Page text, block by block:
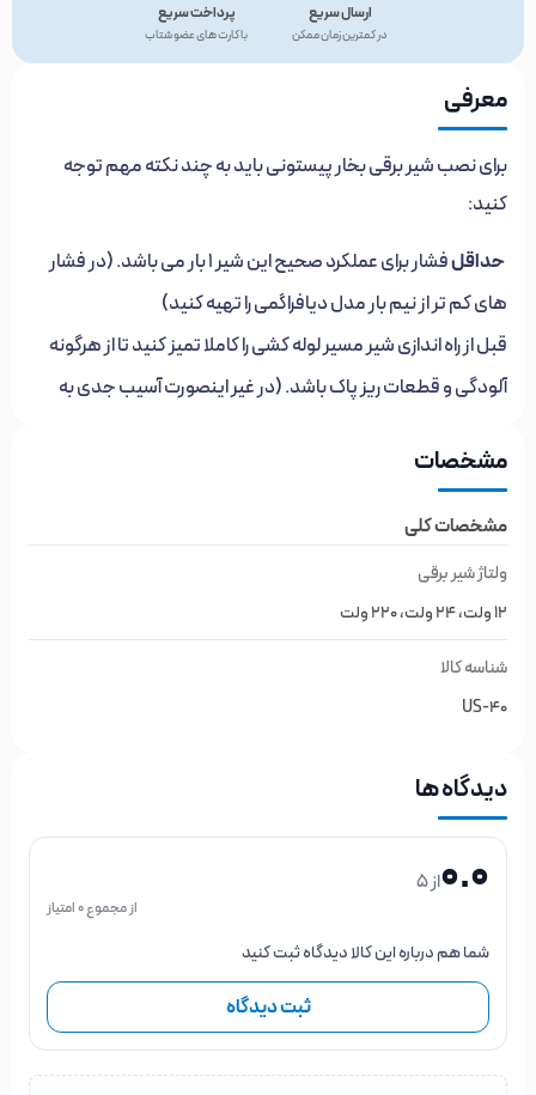
ارسال سریع
در کمترین زمان ممکن
پرداخت سریع
با کارت های عضو شتاب
معرفی
برای نصب شیر برقی بخار پیستونی باید به چند نکته مهم توجه
کنید:
حداقل
فشار برای عملکرد صحیح این شیر 1 بار می باشد. (در فشار
های کم تر از نیم بار مدل دیافراگمی را تهیه کنید)
قبل از راه اندازی شیر مسیر لوله کشی را کاملا تمیز کنید تا از هرگونه
آلودگی و قطعات ریز پاک باشد. (در غیر اینصورت آسیب جدی به
شکل استفاده کنید. (محل نصب قبل از شیر باشد)
به هیچ عنوانشیر را به صورت عمودی نصبنکنید. نصب فقط به
مشخصات
مشخصات کلی
ولتاژ شیر برقی
12 ولت، 24 ولت، 220 ولت
شناسه کالا
US-40
دیدگاه ها
0.0از 5
از مجموع 0 امتیاز
شما هم درباره این کالا دیدگاه ثبت کنید
ثبت دیدگاه